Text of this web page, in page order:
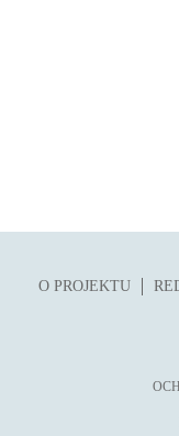
O PROJEKTU